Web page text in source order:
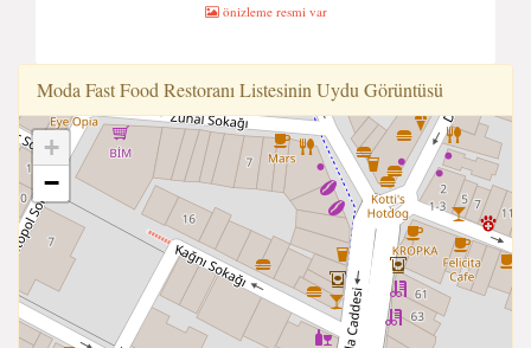
önizleme resmi var
Moda Fast Food Restoranı Listesinin Uydu Görüntüsü
+
−